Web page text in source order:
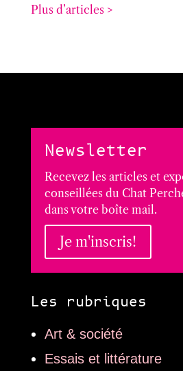
Plus d’articles >
Newsletter
Recevez les articles et
conseillées du Chat
dans votre boîte mail.
Je m'inscris!
Les rubriques
Art & société
Essais et littérature